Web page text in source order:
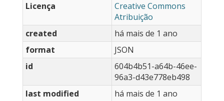
Licença
Creative Commons
Atribuição
created
há mais de 1 ano
format
JSON
id
604b4b51-a64b-46ee-
96a3-d43e778eb498
last modified
há mais de 1 ano